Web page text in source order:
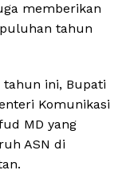
memberikan
tahun
tahun ini, Bupati
Komunikasi
MD yang
ASN di